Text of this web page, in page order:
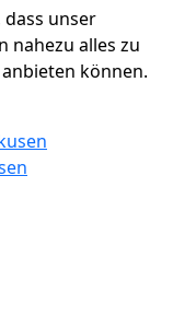
unser
nahezu alles zu
anbieten können.